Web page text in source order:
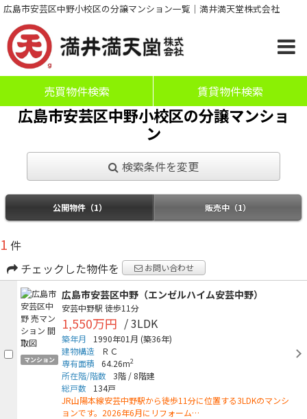
広島市安芸区中野小校区の分譲マンション一覧｜満井満天堂株式会社
売買物件検索 賃貸物件検索
広島市安芸区中野小校区の分譲マンショ
ン
検索条件を変更
公開物件（1） 販売中（1）
1 件
チェックした物件を
お問い合わせ
マンション
広島市安芸区中野（エンゼルハイム安芸中野）
安芸中野駅 徒歩11分
1,550万円 / 3LDK
築年月 1990年01月 (築36年)
建物構造
ＲＣ
専有面積
64.26m2
所在階/階数 3階 / 8階建
総戸数
134戸
JR山陽本線安芸中野駅から徒歩11分に位置する3LDKのマンシ
ョンです。2026年6月にリフォーム…